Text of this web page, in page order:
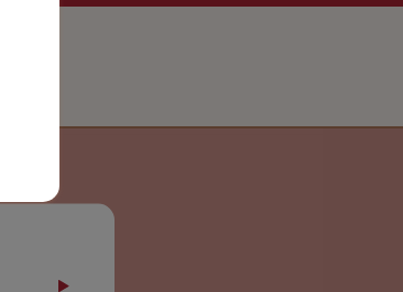
23.07.2026